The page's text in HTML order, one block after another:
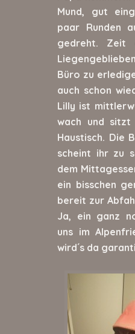
Mund, gut
paar Runden
gedreht. Zeit
Büro zu
auch schon
Lilly ist
wach und
Haustisch. Die
scheint ihr zu
dem
ein bisschen
bereit zur
Ja, ein ganz
uns im
wird´s da